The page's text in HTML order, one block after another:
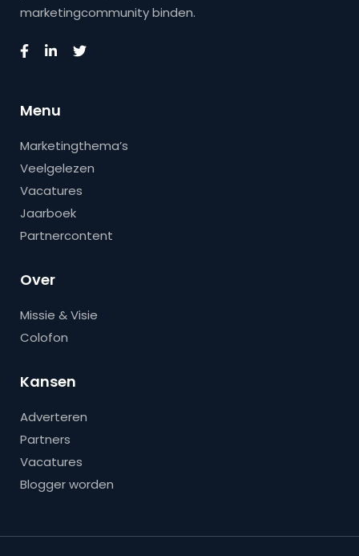
marketingcommunity binden.
Menu
Marketingthema’s
Veelgelezen
Vacatures
Jaarboek
Partnercontent
Over
Missie & Visie
Colofon
Kansen
Adverteren
Partners
Vacatures
Blogger worden